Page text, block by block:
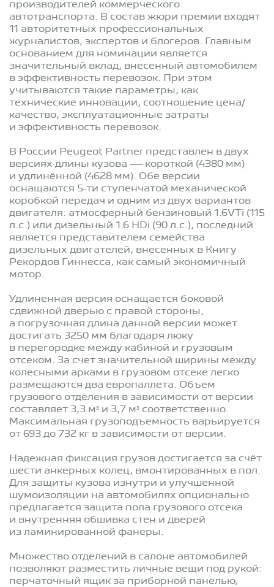
производителей коммерческого
автотранспорта. В состав жюри премии входят
11 авторитетных профессиональных
журналистов, экспертов и блогеров. Главным
основанием для номинации является
значительный вклад, внесенный автомобилем
в эффективность перевозок. При этом
учитываются такие параметры, как
технические инновации, соотношение цена/
качество, эксплуатационные затраты
и эффективность перевозок.
В России Peugeot Partner представлен в двух
версиях длины кузова — короткой (4380 мм)
и удлинённой (4628 мм). Обе версии
оснащаются 5-ти ступенчатой механической
коробкой передач и одним из двух вариантов
двигателя: атмосферный бензиновый 1.6VTi (115
л.с.) или дизельный 1.6 HDi (90 л.с.), последний
является представителем семейства
дизельных двигателей, внесенных в Книгу
Рекордов Гиннесса, как самый экономичный
мотор.
Удлиненная версия оснащается боковой
сдвижной дверью с правой стороны,
а погрузочная длина данной версии может
достигать 3250 мм благодаря люку
в перегородке между кабиной и грузовым
отсеком. За счет значительной ширины между
колесными арками в грузовом отсеке легко
размещаются два европаллета. Объем
грузового отделения в зависимости от версии
составляет 3,3 м³ и 3,7 м³ соответственно.
Максимальная грузоподъемность варьируется
от 693 до 732 кг в зависимости от версии.
Надежная фиксация грузов достигается за счёт
шести анкерных колец, вмонтированных в пол.
Для защиты кузова изнутри и улучшенной
шумоизоляции на автомобилях опционально
предлагается защита пола грузового отсека
и внутренняя обшивка стен и дверей
из ламинированной фанеры.
Множество отделений в салоне автомобилей
позволяют разместить личные вещи под рукой:
перчаточный ящик за приборной панелью,